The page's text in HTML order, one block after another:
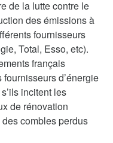
de la lutte contre le
des émissions à
fournisseurs
Total, Esso, etc).
français
d’énergie
incitent les
de rénovation
combles perdus